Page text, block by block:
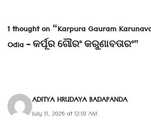
1 thought on “Karpura Gauram
Odia – କର୍ପୂର ଗୌରଂ କରୁଣାବତାରଂ”
ADITYA HRUDAYA BADAPANDA
July 11, 2026 at 12:10 AM